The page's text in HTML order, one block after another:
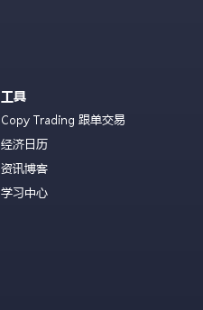
工具
Copy Trading 跟单交易
经济日历
资讯博客
学习中心